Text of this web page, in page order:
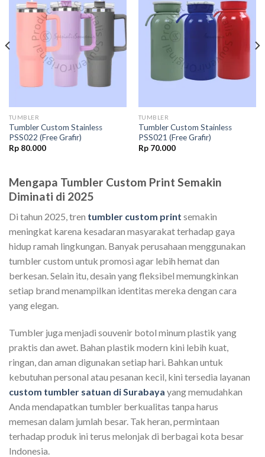
Add to
wishlist
TUMBLER
Tumbler Custom Stainless
PSS022 (Free Grafir)
Rp80.000
Add to
wishlist
TUMBLER
Tumbler Custom Stainless
PSS021 (Free Grafir)
Rp70.000
Mengapa Tumbler Custom Print Semakin
Diminati di 2025
Di tahun 2025, tren tumbler custom print semakin
meningkat karena kesadaran masyarakat terhadap gaya
hidup ramah lingkungan. Banyak perusahaan menggunakan
tumbler custom untuk promosi agar lebih hemat dan
berkesan. Selain itu, desain yang fleksibel memungkinkan
setiap brand menampilkan identitas mereka dengan cara
yang elegan.
Tumbler juga menjadi souvenir botol minum plastik yang
praktis dan awet. Bahan plastik modern kini lebih kuat,
ringan, dan aman digunakan setiap hari. Bahkan untuk
kebutuhan personal atau pesanan kecil, kini tersedia layanan
custom tumbler satuan di Surabaya yang memudahkan
Anda mendapatkan tumbler berkualitas tanpa harus
memesan dalam jumlah besar. Tak heran, permintaan
terhadap produk ini terus melonjak di berbagai kota besar
Indonesia.